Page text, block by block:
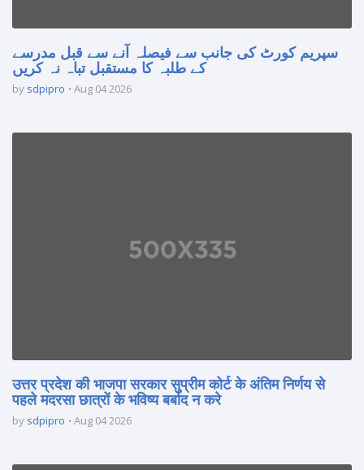
سپریم کورٹ کی جانب سے فیصلہ آنے سے قبل مدرسے
کے طلبہ کا مستقبل تباہ نہ کریں
by sdpipro Aug 04 2026
उत्तर प्रदेश की भाजपा सरकार सुप्रीम कोर्ट के अंतिम निर्णय से
पहले मदरसा छात्रों के भविष्य बर्बाद न करे
by sdpipro Aug 04 2026